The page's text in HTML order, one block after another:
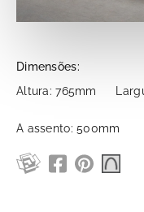
Dimensões:
Altura: 765mm
A assento: 500mm